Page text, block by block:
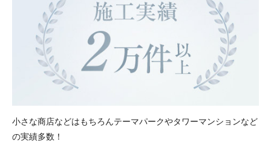
小さな商店などはもちろんテーマパークやタワーマンションなど
の実績多数！